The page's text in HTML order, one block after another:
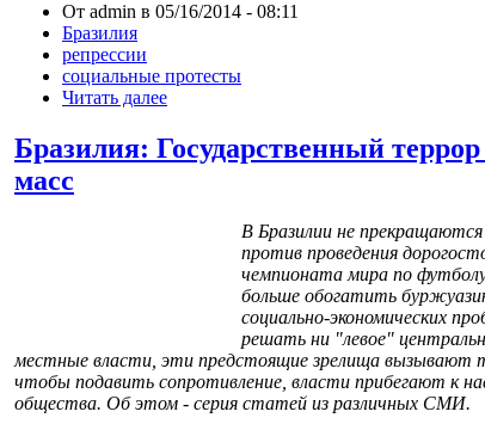
От admin в 05/16/2014 - 08:11
Бразилия
репрессии
социальные протесты
Читать далее
Бразилия: Государственный
масс
В Бразилии не
против проведения
чемпионата мира по
больше обогатить
социально-экономических
решать ни "левое"
местные власти, эти предстоящие зрелища вызывают
чтобы подавить сопротивление, власти прибегают к
общества. Об этом - серия статей из различных СМИ.